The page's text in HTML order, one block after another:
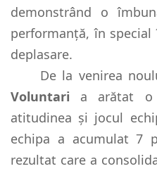
demonstrând o
performanță, în
deplasare.
De la venirea
Voluntari a arătat o
atitudinea și jocul
echipa a acumulat 7
rezultat care a